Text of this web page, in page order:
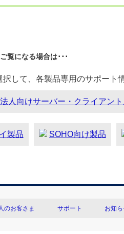
覧になる場合は･･･
択して、各製品専用のサポート
法人向けサーバー・クライアン
製品 SOHO向け製品
のお客さま サポート お知